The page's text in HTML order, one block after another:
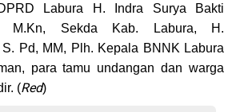
Labura H. Indra Surya Bakti
M.Kn, Sekda Kab. Labura, H.
Pd, MM, Plh. Kepala BNNK Labura
para tamu undangan dan warga
(Red)